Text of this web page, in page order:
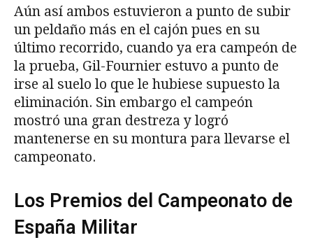
Aún así ambos estuvieron a punto de subir
un peldaño más en el cajón pues en su
último recorrido, cuando ya era campeón de
la prueba, Gil-Fournier estuvo a punto de
irse al suelo lo que le hubiese supuesto la
eliminación. Sin embargo el campeón
mostró una gran destreza y logró
mantenerse en su montura para llevarse el
campeonato.
Los Premios del Campeonato de
España Militar